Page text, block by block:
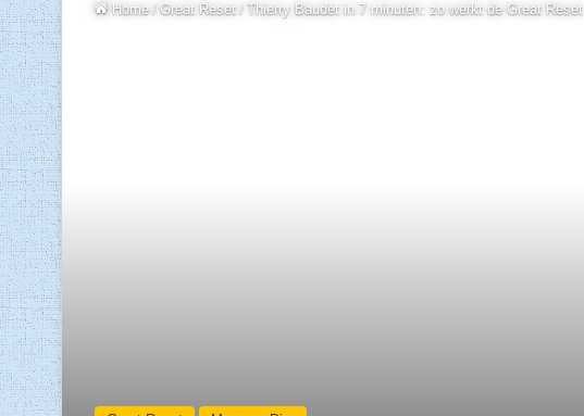
Home / Great Reset / Thierry Baudet in 7 minuten: zo werkt de Great Reset